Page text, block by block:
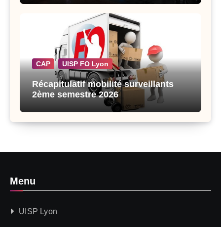
CAP UISP FO Lyon
Récapitulatif mobilité surveillants
2ème semestre 2026
Menu
UISP Lyon